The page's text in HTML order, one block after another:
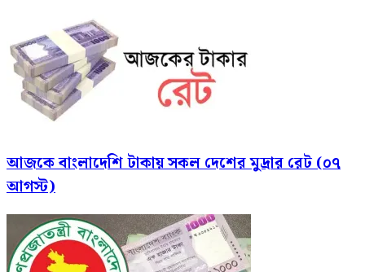
আজকে বাংলাদেশি টাকায় সকল দেশের মুদ্রার রেট (০৭
আগস্ট)